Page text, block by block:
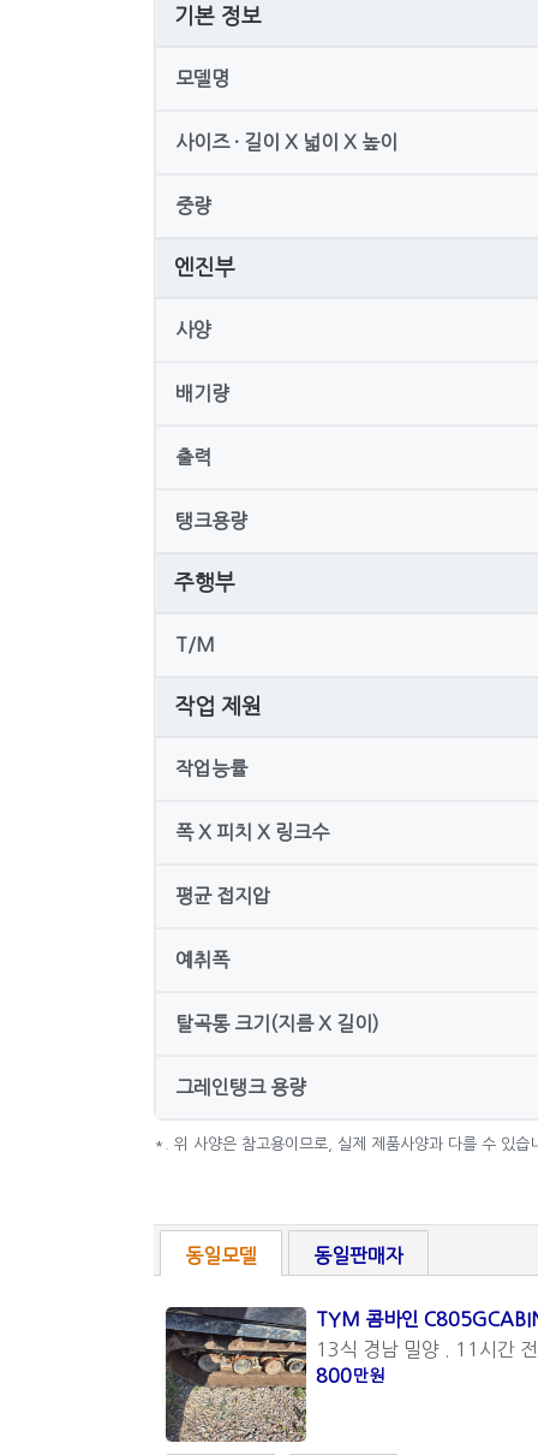
기본 정보
모델명
사이즈 · 길이 X 넓이 X 높이
중량
엔진부
사양
배기량
출력
탱크용량
주행부
T/M
작업 제원
작업능률
폭 X 피치 X 링크수
평균 접지압
예취폭
탈곡통 크기(지름 X 길이)
그레인탱크 용량
*. 위 사양은 참고용이므로, 실제 제품사양과 다를 수 있습
동일모델 동일판매자
TYM 콤바인
13식 경남 밀양 . 11시간
800만원